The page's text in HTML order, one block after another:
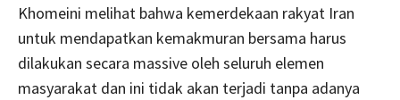
Khomeini melihat bahwa kemerdekaan rakyat Iran
untuk mendapatkan kemakmuran bersama harus
dilakukan secara massive oleh seluruh elemen
masyarakat dan ini tidak akan terjadi tanpa adanya